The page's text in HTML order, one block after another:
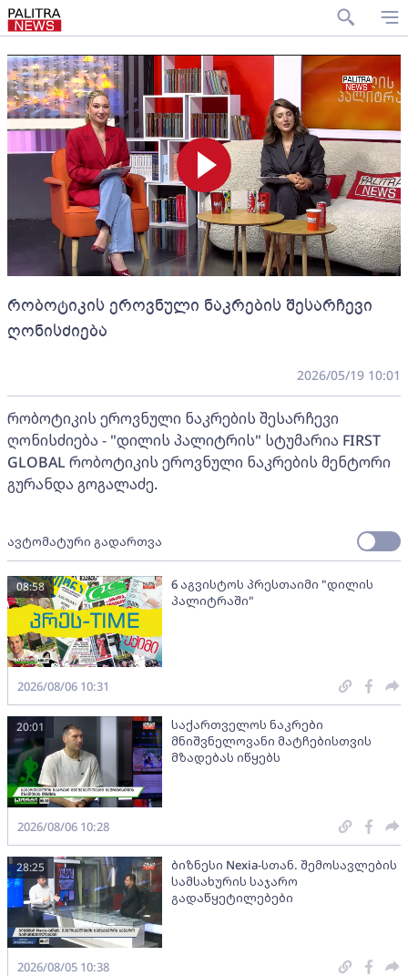
რობოტიკის ეროვნული ნაკრების შესარჩევი
ღონისძიება
2026/05/19 10:01
რობოტიკის ეროვნული ნაკრების შესარჩევი
ღონისძიება - "დილის პალიტრის" სტუმარია FIRST
GLOBAL რობოტიკის ეროვნული ნაკრების მენტორი
გურანდა გოგალაძე.
ავტომატური გადართვა
6 აგვისტოს პრესთაიმი "დილის
პალიტრაში"
08:58
2026/08/06 10:31
საქართველოს ნაკრები
მნიშვნელოვანი მატჩებისთვის
მზადებას იწყებს
20:01
2026/08/06 10:28
ბიზნესი Nexia-სთან. შემოსავლების
სამსახურის საჯარო
გადაწყეტილებები
28:25
2026/08/05 10:38